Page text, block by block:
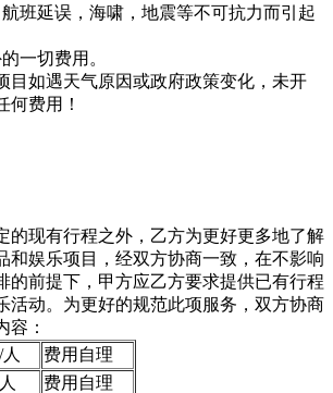
班延误，海啸，地震等不可抗力而引起
一切费用。
目如遇天气原因或政府政策变化，未开
何费用！
行社）：
的现有行程之外，乙方为更好更多地了解
和娱乐项目，经双方协商一致，在不影响
的前提下，甲方应乙方要求提供已有行程
活动。为更好的规范此项服务，双方协商
容：
费用自理
费用自理